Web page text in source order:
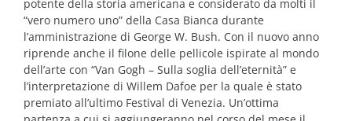
potente della storia americana e considerato da molti il
“vero numero uno” della Casa Bianca durante
l’amministrazione di George W. Bush. Con il nuovo anno
riprende anche il filone delle pellicole ispirate al mondo
dell’arte con “Van Gogh – Sulla soglia dell’eternità” e
l’interpretazione di Willem Dafoe per la quale è stato
premiato all’ultimo Festival di Venezia. Un’ottima